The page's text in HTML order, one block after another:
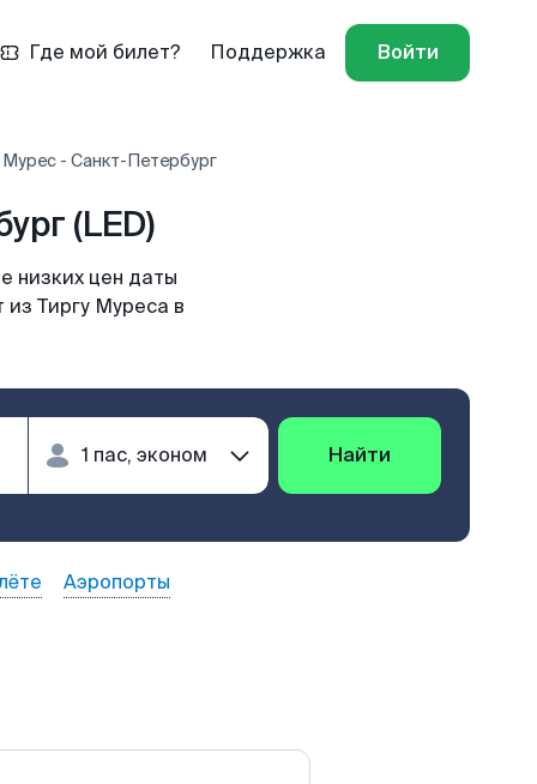
Где мой билет? Поддержка Войти
Мурес - Санкт-Петербург
(LED)
низких цен даты
из Тиргу Муреса в
Найти
Аэропорты